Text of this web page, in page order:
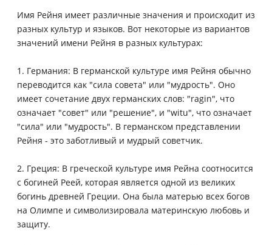
Имя Рейня имеет различные значения и происходит из
разных культур и языков. Вот некоторые из вариантов
значений имени Рейня в разных культурах:
1. Германия: В германской культуре имя Рейня обычно
переводится как "сила совета" или "мудрость". Оно
имеет сочетание двух германских слов: "ragin", что
означает "совет" или "решение", и "witu", что означает
"сила" или "мудрость". В германском представлении
Рейня - это заботливый и мудрый советчик.
2. Греция: В греческой культуре имя Рейна соотносится
с богиней Реей, которая является одной из великих
богинь древней Греции. Она была матерью всех богов
на Олимпе и символизировала материнскую любовь и
защиту.